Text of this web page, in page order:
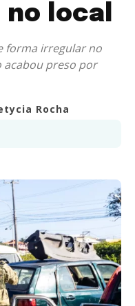
local
forma irregular no
acabou preso por
Rocha